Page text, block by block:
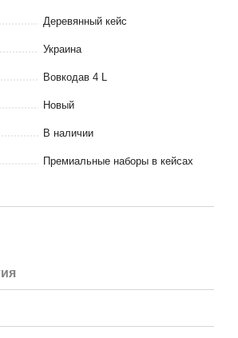
Деревянный кейс
Украина
Вовкодав 4 L
Новый
В наличии
Премиальные наборы в кейсах